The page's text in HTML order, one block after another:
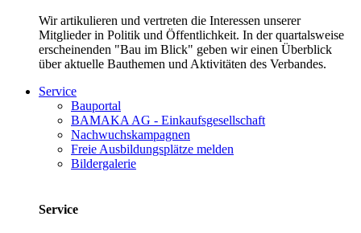
Wir artikulieren und vertreten die Interessen unserer
Mitglieder in Politik und Öffentlichkeit. In der quartalsweise
erscheinenden "Bau im Blick" geben wir einen Überblick
über aktuelle Bauthemen und Aktivitäten des Verbandes.
Service
Bauportal
BAMAKA AG - Einkaufsgesellschaft
Nachwuchskampagnen
Freie Ausbildungsplätze melden
Bildergalerie
Service